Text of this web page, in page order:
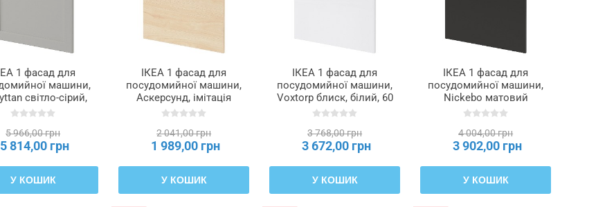
1 фасад для
машини,
світло-сірий,
METOD МЕТОД,
5 966,00 грн
5 814,00 грн
У КОШИК
ІКЕА 1 фасад для
посудомийної машини,
Аскерсунд, імітація
світлого ясена, 60 см
995.300.72
2 041,00 грн
1 989,00 грн
У КОШИК
ІКЕА 1 фасад для
посудомийної машини,
Voxtorp блиск, білий, 60
см METOD МЕТОД,
3 768,00 грн
3 672,00 грн
У КОШИК
ІКЕА 1 фасад для
посудомийної машини,
Nickebo матовий
антрацит, 60 см METOD
4 004,00 грн
3 902,00 грн
У КОШИК